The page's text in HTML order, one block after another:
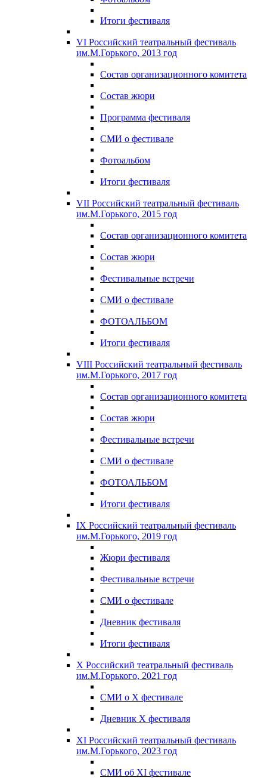
Итоги фестиваля
VI Российский театральный фестиваль
им.М.Горького, 2013 год
Состав организационного комитета
Состав жюри
Программа фестиваля
СМИ о фестивале
Фотоальбом
Итоги фестиваля
VII Российский театральный фестиваль
им.М.Горького, 2015 год
Состав организационного комитета
Состав жюри
Фестивальные встречи
СМИ о фестивале
ФОТОАЛЬБОМ
Итоги фестиваля
VIII Российский театральный фестиваль
им.М.Горького, 2017 год
Состав организационного комитета
Состав жюри
Фестивальные встречи
СМИ о фестивале
ФОТОАЛЬБОМ
Итоги фестиваля
IX Российский театральный фестиваль
им.М.Горького, 2019 год
Жюри фестиваля
Фестивальные встречи
СМИ о фестивале
Дневник фестиваля
Итоги фестиваля
X Российский театральный фестиваль
им.М.Горького, 2021 год
СМИ о X фестивале
Дневник X фестиваля
XI Российский театральный фестиваль
им.М.Горького, 2023 год
СМИ об XI фестивале